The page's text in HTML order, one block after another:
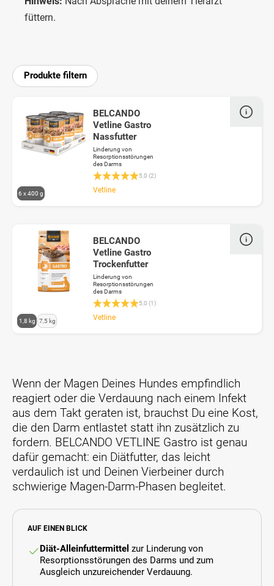
füttern.
Produkte filtern
M
i
t
a
n
k
ö
n
n
n
d
i
e
v
6 x 400 g
BELCANDO
Vetline Gastro
Nassfutter
Linderung von
Resorptionsstörungen
des Darms
Durchschnittliche Bewertung 5 von 5 Sternen
5,0 (2)
Vetline
M
i
n
P
f
e
i
l
t
a
s
e
1,8 kg 7,5 kg
BELCANDO
Vetline Gastro
Trockenfutter
Linderung von
Resorptionsstörungen
des Darms
Durchschnittliche Bewertung 5 von 5 Sternen
5,0 (1)
Vetline
Wenn der Magen Deines Hundes empfindlich
reagiert oder die Verdauung nach einem Infekt
aus dem Takt geraten ist, brauchst Du eine Kost,
die den Darm entlastet statt ihn zusätzlich zu
fordern. BELCANDO VETLINE Gastro ist genau
dafür gemacht: ein Diätfutter, das leicht
verdaulich ist und Deinen Vierbeiner durch
schwierige Magen-Darm-Phasen begleitet.
AUF EINEN BLICK
Diät-Alleinfuttermittel zur Linderung von
Resorptionsstörungen des Darms und zum
Ausgleich unzureichender Verdauung.